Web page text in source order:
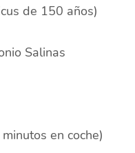
de 150 años)
Salinas
en coche)